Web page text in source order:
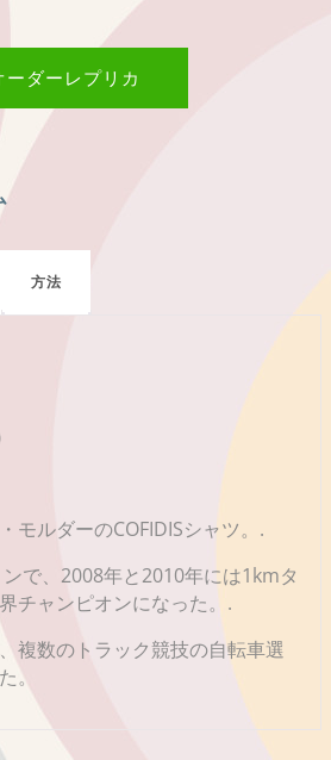
ーダーレプリカ
方法
モルダーのCOFIDISシャツ。.
で、2008年と2010年には1kmタ
チャンピオンになった。.
複数のトラック競技の自転車選
。